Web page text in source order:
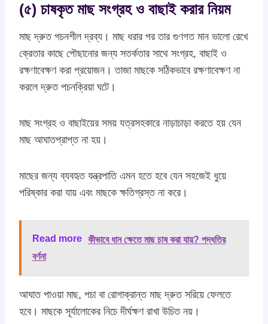
(৫) চাষকৃত মাছ সংগ্রহ ও বাছাই করার নিয়ম
মাছ দ্রুত পচনশীল দ্রব্য। মাছ ধরার পর তার গুণগত মান ভালো রেখে
ক্রেতার কাছে পৌছানোর জন্য সতর্কতার সাথে সংগ্রহ, বাছাই ও
রক্ষণাবেক্ষণ করা প্রয়োজন। তাজা মাছকে সঠিকভাবে রক্ষণাবেক্ষণ না
করলে দ্রুত পচনক্রিয়া ঘটে।
মাছ সংগ্রহ ও বাছাইয়ের সময় যত্রসহকারে নাড়াচাড়া করতে হয় যেন
মাছ আঘাতপ্রাপ্ত না হয়।
মাছের জন্য ব্যবহৃত যন্ত্রপাতি এমন হতে হবে যেন সহজেই ধুয়ে
পরিষ্কার করা যায় এবং মাছকে ক্ষতিগ্রস্ত না করে।
Read more কীভাবে ধান ক্ষেতে মাছ চাষ করা যায়? পদ্ধতির
বর্ণনা
আঘাত পাওয়া মাছ, পচা বা রোগাক্রান্ত মাছ দ্রুত সরিয়ে ফেলতে
হবে। মাছকে সূর্যালোকের নিচে দীর্ঘক্ষণ রাখা উচিত নয়।